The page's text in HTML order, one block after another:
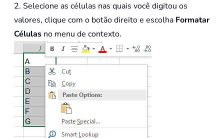
2. Selecione as células nas quais você digitou os
valores, clique com o botão direito e escolha Formatar
Células no menu de contexto.